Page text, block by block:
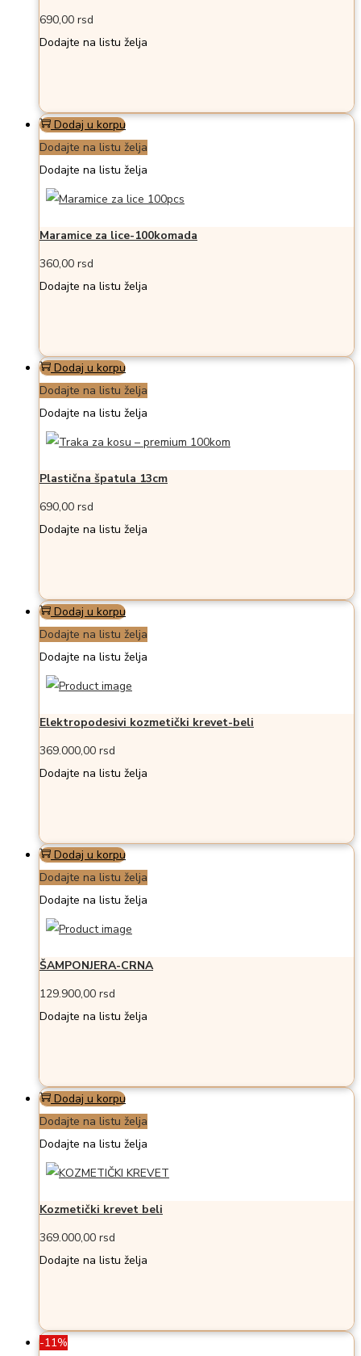
690,00 rsd
Dodajte na listu želja
Dodaj u korpu
Dodajte na listu želja
Dodajte na listu želja
Maramice za lice-100komada
360,00 rsd
Dodajte na listu želja
Dodaj u korpu
Dodajte na listu želja
Dodajte na listu želja
Plastična špatula 13cm
690,00 rsd
Dodajte na listu želja
Dodaj u korpu
Dodajte na listu želja
Dodajte na listu želja
Elektropodesivi kozmetički krevet-beli
369.000,00 rsd
Dodajte na listu želja
Dodaj u korpu
Dodajte na listu želja
Dodajte na listu želja
ŠAMPONJERA-CRNA
129.900,00 rsd
Dodajte na listu želja
Dodaj u korpu
Dodajte na listu želja
Dodajte na listu želja
Kozmetički krevet beli
369.000,00 rsd
Dodajte na listu želja
-11%